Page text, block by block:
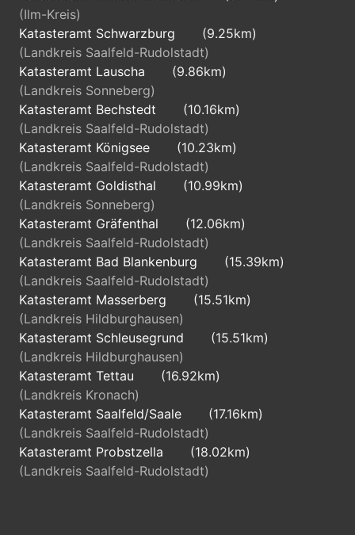
(Ilm-Kreis)
Katasteramt Schwarzburg
(9.25km)
(Landkreis Saalfeld-Rudolstadt)
Katasteramt Lauscha
(9.86km)
(Landkreis Sonneberg)
Katasteramt Bechstedt
(10.16km)
(Landkreis Saalfeld-Rudolstadt)
Katasteramt Königsee
(10.23km)
(Landkreis Saalfeld-Rudolstadt)
Katasteramt Goldisthal
(10.99km)
(Landkreis Sonneberg)
Katasteramt Gräfenthal
(12.06km)
(Landkreis Saalfeld-Rudolstadt)
Katasteramt Bad Blankenburg
(15.39km)
(Landkreis Saalfeld-Rudolstadt)
Katasteramt Masserberg
(15.51km)
(Landkreis Hildburghausen)
Katasteramt Schleusegrund
(15.51km)
(Landkreis Hildburghausen)
Katasteramt Tettau
(16.92km)
(Landkreis Kronach)
Katasteramt Saalfeld/Saale
(17.16km)
(Landkreis Saalfeld-Rudolstadt)
Katasteramt Probstzella
(18.02km)
(Landkreis Saalfeld-Rudolstadt)